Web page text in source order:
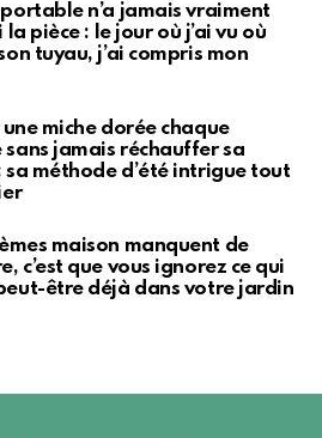
n’a jamais vraiment
pièce : le jour où j’ai vu où
tuyau, j’ai compris mon
une miche dorée chaque
sans jamais réchauffer sa
sa méthode d’été intrigue tout
maison manquent de
c’est que vous ignorez ce qui
être déjà dans votre jardin